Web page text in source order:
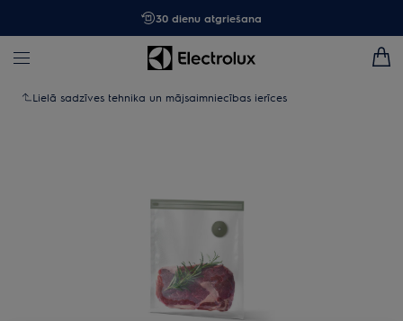
30 dienu atgriešana
Lielā sadzīves tehnika un mājsaimniecības ierīces